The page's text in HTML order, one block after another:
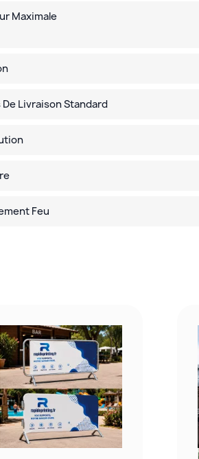
Maximale
De Livraison Standard
Feu